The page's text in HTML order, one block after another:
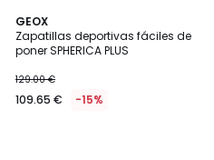
GEOX
Zapatillas deportivas fáciles de
poner SPHERICA PLUS
129.00 €
109.65 € -15%